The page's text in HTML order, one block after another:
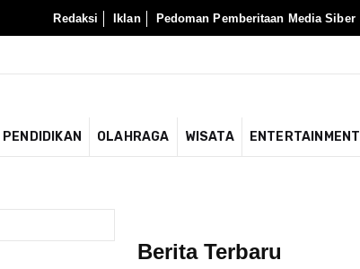
Redaksi Iklan Pedoman Pemberitaan Media Siber
PENDIDIKAN OLAHRAGA WISATA ENTERTAINMENT
Berita Terbaru